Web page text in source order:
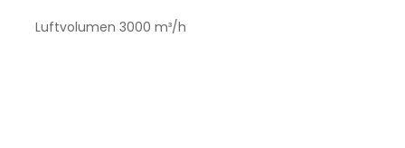
Luftvolumen 3000 m³/h